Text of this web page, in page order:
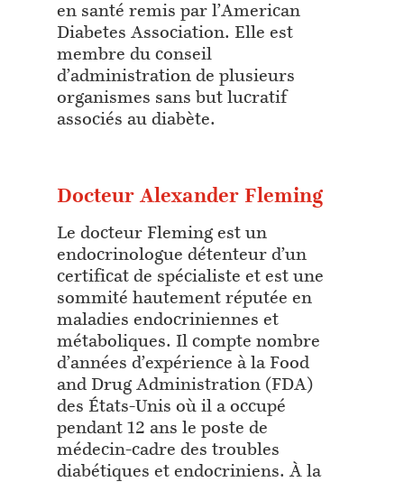
en santé remis par l’American
Diabetes Association. Elle est
membre du conseil
d’administration de plusieurs
organismes sans but lucratif
associés au diabète.
Docteur Alexander Fleming
Le docteur Fleming est un
endocrinologue détenteur d’un
certificat de spécialiste et est une
sommité hautement réputée en
maladies endocriniennes et
métaboliques. Il compte nombre
d’années d’expérience à la Food
and Drug Administration (FDA)
des États-Unis où il a occupé
pendant 12 ans le poste de
médecin-cadre des troubles
diabétiques et endocriniens. À la